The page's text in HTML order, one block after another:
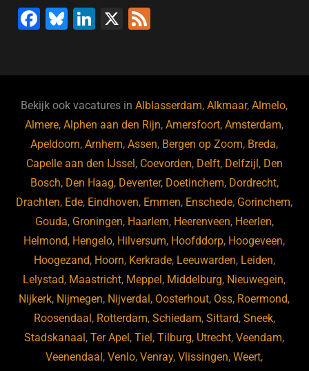
F
b
o
o
k
Bl
ky
Li
dI
n
X
Bekijk ook vacatures inAlblasserdam,Alkmaar,Almelo,
Almere,Alphen aan den Rijn,Amersfoort,Amsterdam,
Apeldoorn,Arnhem,Assen, Bergen op Zoom, Breda,
Capelle aan den IJssel, Coevorden, Delft, Delfzijl, Den
Bosch, Den Haag, Deventer, Doetinchem, Dordrecht,
Drachten, Ede, Eindhoven, Emmen, Enschede, Gorinchem,
Gouda, Groningen, Haarlem, Heerenveen, Heerlen,
Helmond, Hengelo, Hilversum, Hoofddorp, Hoogeveen,
Hoogezand, Hoorn, Kerkrade, Leeuwarden, Leiden,
Lelystad, Maastricht, Meppel, Middelburg, Nieuwegein,
Nijkerk, Nijmegen, Nijverdal, Oosterhout, Oss, Roermond,
Roosendaal, Rotterdam, Schiedam, Sittard, Sneek,
Stadskanaal,Ter Apel,Tiel,Tilburg, Utrecht,Veendam,
Veenendaal,Venlo,Venray,Vlissingen,Weert,